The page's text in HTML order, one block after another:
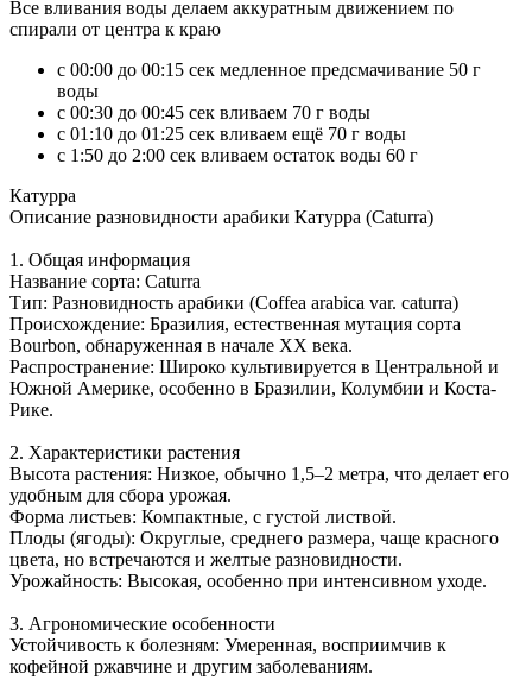
Все вливания воды делаем аккуратным движением по
спирали от центра к краю
с 00:00 до 00:15 сек медленное предсмачивание 50 г
воды
с 00:30 до 00:45 сек вливаем 70 г воды
с 01:10 до 01:25 сек вливаем ещё 70 г воды
c 1:50 до 2:00 сек вливаем остаток воды 60 г
Катурра
Описание разновидности арабики Катурра (Caturra)
1. Общая информация
Название сорта: Caturra
Тип: Разновидность арабики (Coffea arabica var. caturra)
Происхождение: Бразилия, естественная мутация сорта
Bourbon, обнаруженная в начале XX века.
Распространение: Широко культивируется в Центральной и
Южной Америке, особенно в Бразилии, Колумбии и Коста-
Рике.
2. Характеристики растения
Высота растения: Низкое, обычно 1,5–2 метра, что делает его
удобным для сбора урожая.
Форма листьев: Компактные, с густой листвой.
Плоды (ягоды): Округлые, среднего размера, чаще красного
цвета, но встречаются и желтые разновидности.
Урожайность: Высокая, особенно при интенсивном уходе.
3. Агрономические особенности
Устойчивость к болезням: Умеренная, восприимчив к
кофейной ржавчине и другим заболеваниям.